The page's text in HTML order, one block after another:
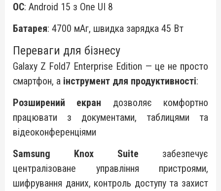
ОС: Android 15 з One UI 8
Батарея: 4700 мАг, швидка зарядка 45 Вт
Переваги для бізнесу
Galaxy Z Fold7 Enterprise Edition — це не просто
смартфон, а інструмент для продуктивності:
Розширений екран дозволяє комфортно
працювати з документами, таблицями та
відеоконференціями
Samsung Knox Suite забезпечує
централізоване управління пристроями,
шифрування даних, контроль доступу та захист